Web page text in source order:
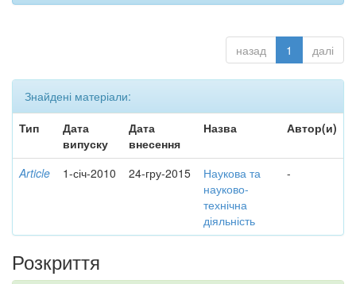
назад 1 далі
Знайдені матеріали:
Тип
Дата
випуску
Дата
внесення
Назва Автор(и)
Article 1-січ-2010 24-гру-2015
Наукова та
науково-
технічна
діяльність
-
Розкриття